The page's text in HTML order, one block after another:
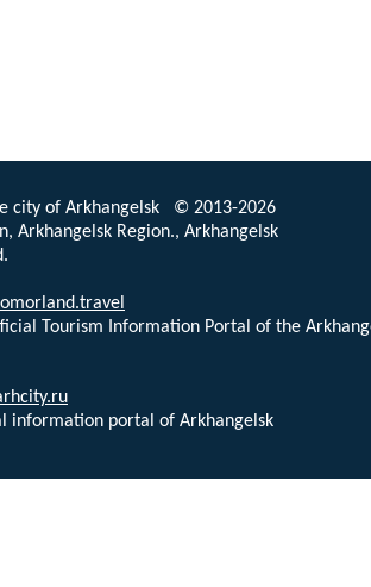
city of Arkhangelsk © 2013-2026
Arkhangelsk Region., Arkhangelsk
Tourism Information Portal of the
information portal of Arkhangelsk